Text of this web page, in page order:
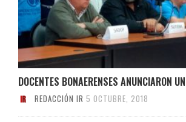
DOCENTES BONAERENSES ANUNCIARON
REDACCIÓN IR 5 OCTUBRE, 2018